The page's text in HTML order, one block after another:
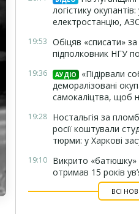
логістику
електростанцію,
19:53 Обіцяв «списати»
підполковник НГУ
19:36 АУДІО
«Підірвали
деморалізовані
самокаліцтва, щоб
19:28 Ностальгія за
росії коштували
тюрми: у Харкові
19:10 Викрито
отримав 15 років
ВСІ